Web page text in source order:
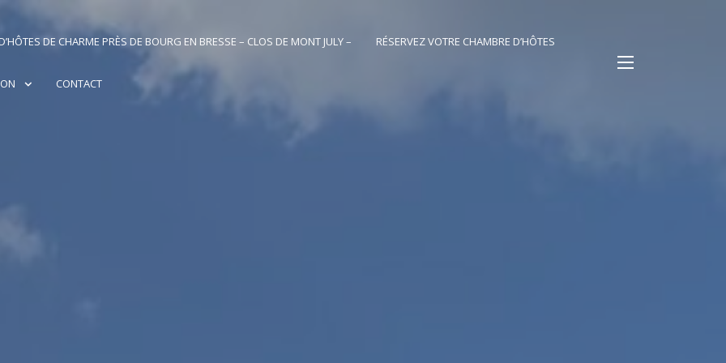
DE CHARME PRÈS DE BOURG EN BRESSE – CLOS DE MONT JULY – RÉSERVEZ VOTRE CHAMBRE D’HÔTES
CONTACT